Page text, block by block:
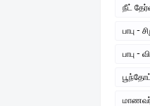
நீட்
பாபு -
பாபு -